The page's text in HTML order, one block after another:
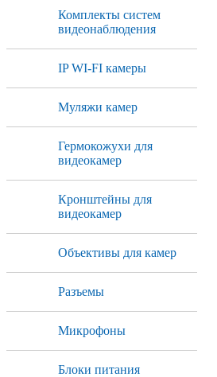
Комплекты систем
видеонаблюдения
IP WI-FI камеры
Муляжи камер
Гермокожухи для
видеокамер
Кронштейны для
видеокамер
Объективы для камер
Разъемы
Микрофоны
Блоки питания